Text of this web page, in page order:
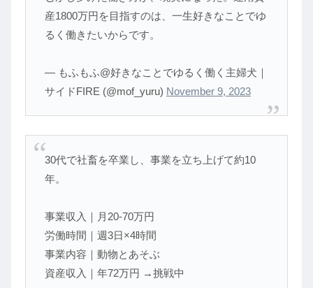
産1800万円を目指すのは、一生好きなことでゆ
るく働きたいからです。
— もふもふ@好きなことでゆるく働く主婦犬｜
サイドFIRE (@mof_yuru) November 9, 2023
30代で社畜を卒業し、事業を立ち上げて約10
年。
事業収入｜月20-70万円
労働時間｜週3日×4時間
事業内容｜動物とあそぶ
資産収入｜年72万円 →挑戦中